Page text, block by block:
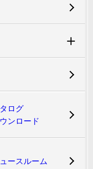
ログ
ンロード
ースルーム